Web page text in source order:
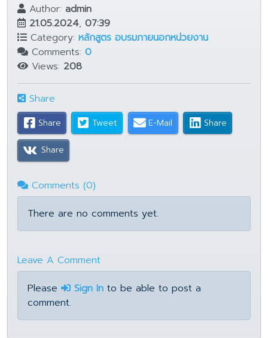
Author: admin
21.05.2024, 07:39
Category: หลักสูตร อบรมภายนอกหน่วยงาน
Comments: 0
Views: 208
Share
Share Tweet E-Mail Share
Share
Comments (0)
There are no comments yet.
Leave A Comment
Please
Sign In to be able to post a
comment.